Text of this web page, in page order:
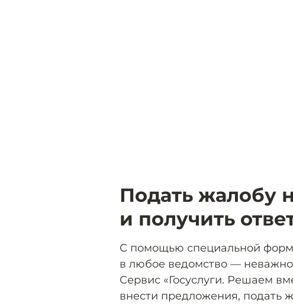
Подать жалобу
и получить
С помощью специальной
в любое ведомство —
Сервис «Госуслуги. Решаем
внести предложения, подать